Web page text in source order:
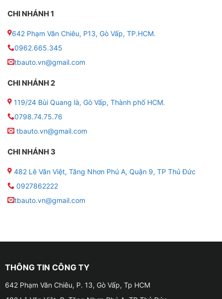
CHI NHÁNH 1
642 Phạm Văn Chiêu, P13, Gò Vấp, TP.HCM.
0962.665.345
tbauto.vn@gmail.com
CHI NHÁNH 2
119/24 Bùi Quang là, Gò Vấp, Thành phố HCM.
0798.74.75.76
tbauto.vn@gmail.com
CHI NHÁNH 3
482 Lê Văn Việt, Tăng Nhơn Phú A, Quận 9, TP Thủ Đức
0927862222
tbauto.vn@gmail.com
THÔNG TIN CÔNG TY
642 Phạm Văn Chiêu, P. 13, Gò Vấp, Tp HCM